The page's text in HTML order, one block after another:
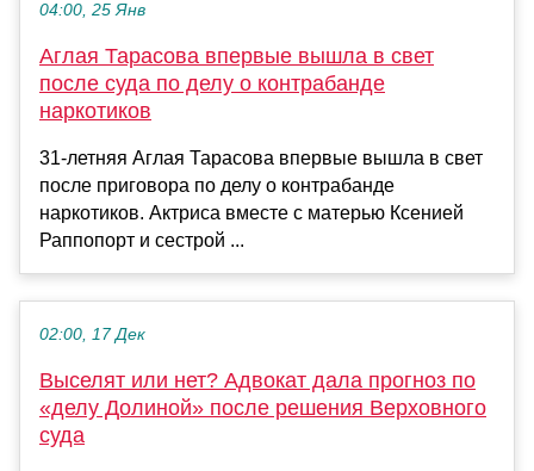
04:00, 25 Янв
Аглая Тарасова впервые вышла в свет
после суда по делу о контрабанде
наркотиков
31-летняя Аглая Тарасова впервые вышла в свет
после приговора по делу о контрабанде
наркотиков. Актриса вместе с матерью Ксенией
Раппопорт и сестрой ...
02:00, 17 Дек
Выселят или нет? Адвокат дала прогноз по
«делу Долиной» после решения Верховного
суда